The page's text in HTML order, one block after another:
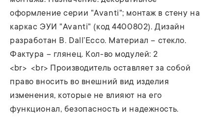
оформление серии "Avanti"; монтаж в стену на
каркас ЭУИ "Avanti" (код 4400802). Дизайн
разработан B. Dall’Ecco. Материал – стекло.
Фактура – глянец. Кол-во модулей: 2
<br> <br> Производитель оставляет за собой
право вносить во внешний вид изделия
изменения, которые не влияют на его
функционал, безопасность и надежность.